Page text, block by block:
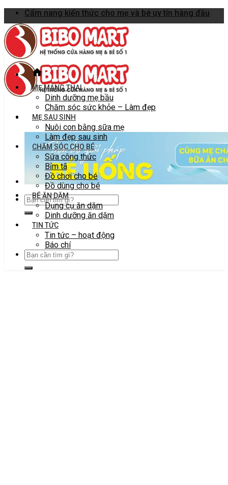
Skip
to
content
Cẩm nang kiến thức cho mẹ và bé uy tín hàng đầu
MẸ MANG THAI
Dinh dưỡng mẹ bầu
Chăm sóc sức khỏe – Làm đẹp
MẸ SAU SINH
Nuôi con bằng sữa mẹ
Làm đẹp sau sinh
CHĂM SÓC CHO BÉ
Sữa công thức
Bỉm tã
Đồ chơi cho bé
Đồ dùng cho bé
BÉ ĂN DẶM
Dụng cụ ăn dặm
Dinh dưỡng ăn dặm
TIN TỨC
Tin tức – hoạt động
Báo chí